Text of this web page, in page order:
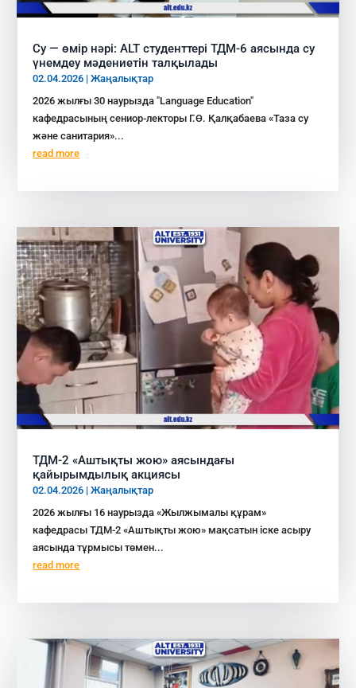
Су — өмір нәрі: ALT студенттері ТДМ-6 аясында су
үнемдеу мәдениетін талқылады
02.04.2026 |Жаңалықтар
2026 жылғы 30 наурызда "Language Education"
кафедрасының сениор-лекторы Г.Ө. Қалқабаева «Таза су
және санитария»...
read more
ТДМ-2 «Аштықты жою» аясындағы
қайырымдылық акциясы
02.04.2026 |Жаңалықтар
2026 жылғы 16 наурызда «Жылжымалы құрам»
кафедрасы ТДМ-2 «Аштықты жою» мақсатын іске асыру
аясында тұрмысы төмен...
read more